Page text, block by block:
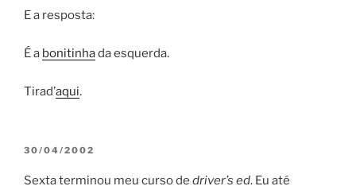
E a resposta:
É a bonitinhada esquerda.
Tirad’aqui.
POSTED
30/04/2002
Sexta terminou meu curso de driver’s ed. Eu até